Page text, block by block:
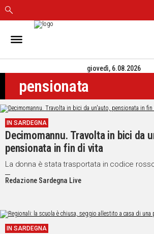
IN
CAGLIARI
SASSARI
NUORO
ORISTANO
SULCIS
GALLURA
OGLIASTRA
MEDIO
CAMPIDANO
NOTIZIE
POLITICA
giovedì, 6.08.2026
pensionata
IN SARDEGNA
Decimomannu. Travolta in bici da
pensionata in fin di vita
La donna è stata trasportata in codice
Redazione Sardegna Live
IN SARDEGNA